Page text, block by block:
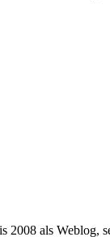
2008 als Weblog,